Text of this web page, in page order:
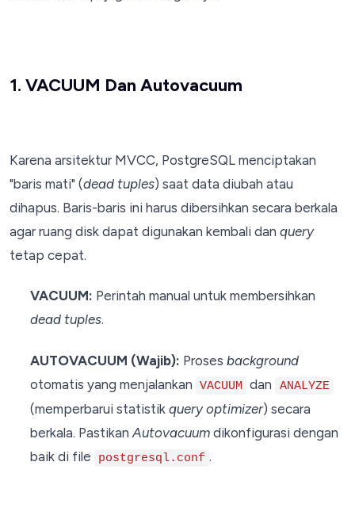
1. VACUUM Dan Autovacuum
Karena arsitektur MVCC, PostgreSQL menciptakan
"baris mati" (dead tuples) saat data diubah atau
dihapus. Baris-baris ini harus dibersihkan secara berkala
agar ruang disk dapat digunakan kembali dan query
tetap cepat.
VACUUM: Perintah manual untuk membersihkan
dead tuples.
AUTOVACUUM (Wajib): Proses background
otomatis yang menjalankan VACUUM dan ANALYZE
(memperbarui statistik query optimizer) secara
berkala. PastikanAutovacuumdikonfigurasi dengan
baik di file
postgresql.conf .